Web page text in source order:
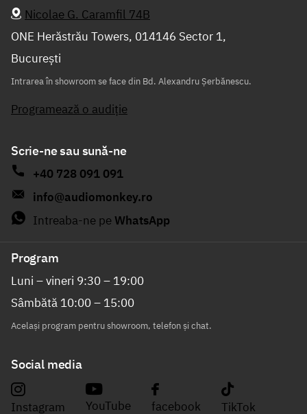
Nicolae G. Caramfil 74B
ONE Herăstrău Towers, 014146 Sector 1,
București
Intrarea în showroom se face din Bd. Alexandru Șerbănescu.
Programează o audiție
Scrie-ne sau sună-ne
+40 728 091 091
info@audiomonkey.ro
Intreaba-ne pe WhatsApp
Program
Luni – vineri 9:30 – 19:00
Sâmbătă 10:00 – 15:00
Același program pentru showroom, telefon și chat.
Social media
Instagram YouTube facebook TikTok